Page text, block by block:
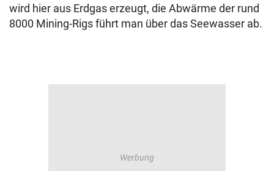
wird hier aus Erdgas erzeugt, die Abwärme der rund
8000 Mining-Rigs führt man über das Seewasser ab.